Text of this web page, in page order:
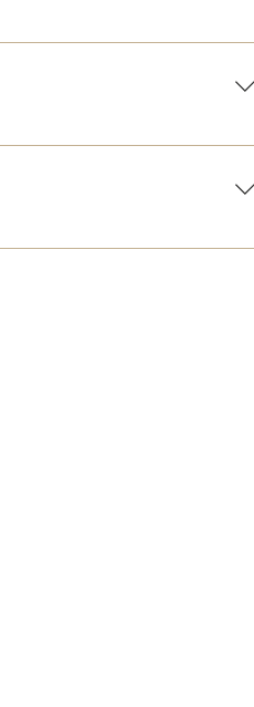
e-mail met de bevestiging.
€12,50. Bij bestellingen
30-F in Dordrecht. Geef bij